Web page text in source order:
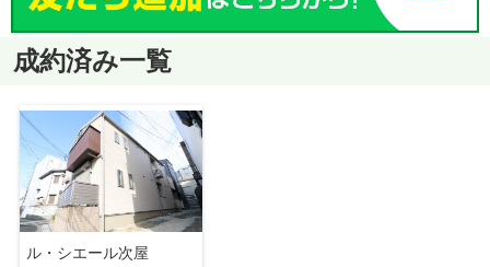
成約済み一覧
ル・シエール次屋